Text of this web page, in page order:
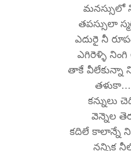
మనస్సులో
తపస్సులా
ఎదురై నీ
ఎగిరెళ్ళి
తాకే వీలేకున్నా
కన్నులు
వెన్నెల
కదిలే కాలాన్నే
నన్నిక